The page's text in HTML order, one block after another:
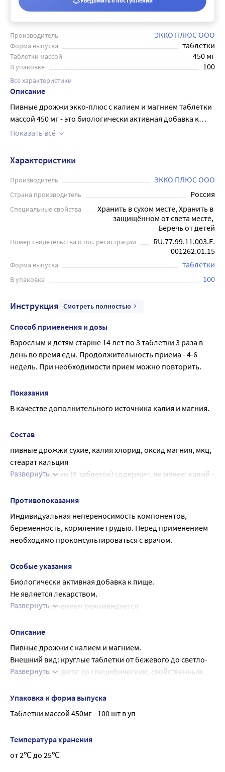
Производитель ЭККО ПЛЮС ООО
Форма выпуска таблетки
Таблетки массой 450 мг
В упаковке 100
Все характеристики
Описание
Пивные дрожжи экко-плюс с калием и магнием таблетки
массой 450 мг - это биологически активная добавка к
пище, дополнительный источник витаминов группы В,
источником которых являются пивные дрожжи)
участвуют во всех клеточных процессах, в регуляции
углеводного, белкового и энергетического обменов, в
деятельности сердечно-сосудистой, нервной систем и
зрительной функции. Благотворно влияют на здоровье
кожи и волос, активизируют обменные процессы в
организме, способствуют повышению умственной и
физической работоспособности, укреплению здоровья.
Магний обладает кардиопротекторным действием,
способствует нормальной функции нервной системы,
необходимо проконсультироваться с врачом.
Показать всё
Характеристики
Производитель ЭККО ПЛЮС ООО
Страна производитель Россия
Специальные свойства
Хранить в сухом месте, Хранить в
защищённом от света месте,
Беречь от детей
Номер свидетельства о гос. регистрации
RU.77.99.11.003.E.
001262.01.15
Форма выпуска таблетки
В упаковке 100
Инструкция Смотреть полностью
Способ применения и дозы
Взрослым и детям старше 14 лет по 3 таблетки 3 раза в
день во время еды. Продолжительность приема - 4-6
недель. При необходимости прием можно повторить.
Показания
В качестве дополнительного источника калия и магния.
Состав
пивные дрожжи сухие, калия хлорид, оксид магния, мкц,
стеарат кальция
Суточный прием (9 таблеток) содержит, не менее: калий -
Развернуть
Противопоказания
Индивидуальная непереносимость компонентов,
беременность, кормление грудью. Перед применением
необходимо проконсультироваться с врачом.
Особые указания
Биологически активная добавка к пище.
Не является лекарством.
Перед применением рекомендуется
Развернуть
Описание
Пивные дрожжи с калием и магнием.
Внешний вид: круглые таблетки от бежевого до светло-
коричневого цвета; со специфическим, свойственным
Дополнительный источник калия и магния.
Витамины группы В (богатым источником которых
являются пивные дрожжи) участвуют во всех клеточных
энергетического обменов, в деятельности сердечно-
сосудистой, нервной систем и желудочно-кишечного
Развернуть
Упаковка и форма выпуска
Таблетки массой 450мг - 100 шт в уп
Температура хранения
от 2℃ до 25℃